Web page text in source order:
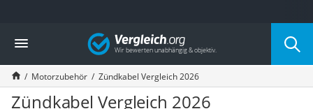
Die beliebtesten Vergleiche nach Kategorie
Auto & Motor
Fahrradträger-Anhängerkupplung (4 Fahrräder)
Fahrradträger
Fahrradträger (Anhängerkupplung)
Vergleich
Motorzubehör Zündkabel Vergleich 2026
Zündkabel Vergleich 2026